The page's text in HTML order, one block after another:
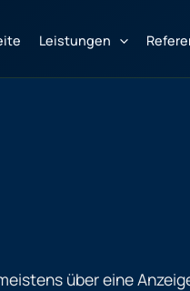
Leistungen
über eine